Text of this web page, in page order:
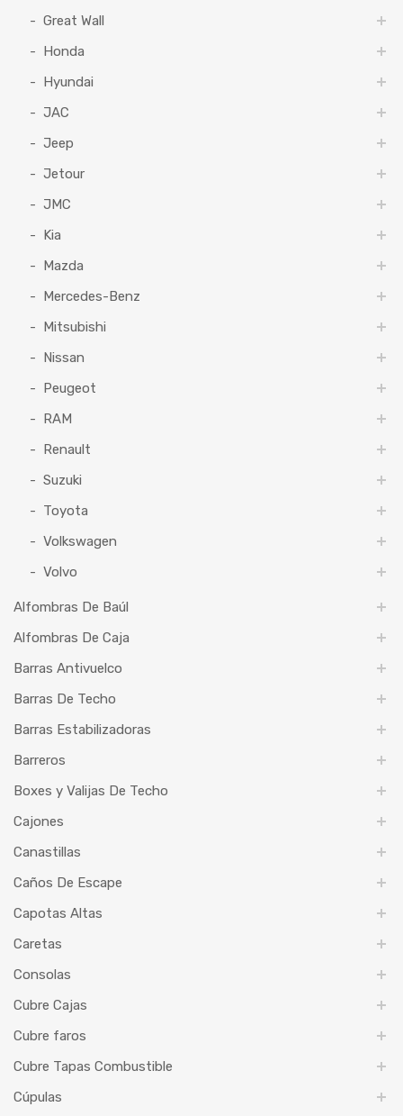
Great Wall
Honda
Hyundai
JAC
Jeep
Jetour
JMC
Kia
Mazda
Mercedes-Benz
Mitsubishi
Nissan
Peugeot
RAM
Renault
Suzuki
Toyota
Volkswagen
Volvo
Alfombras De Baúl
Alfombras De Caja
Barras Antivuelco
Barras De Techo
Barras Estabilizadoras
Barreros
Boxes y Valijas De Techo
Cajones
Canastillas
Caños De Escape
Capotas Altas
Caretas
Consolas
Cubre Cajas
Cubre faros
Cubre Tapas Combustible
Cúpulas